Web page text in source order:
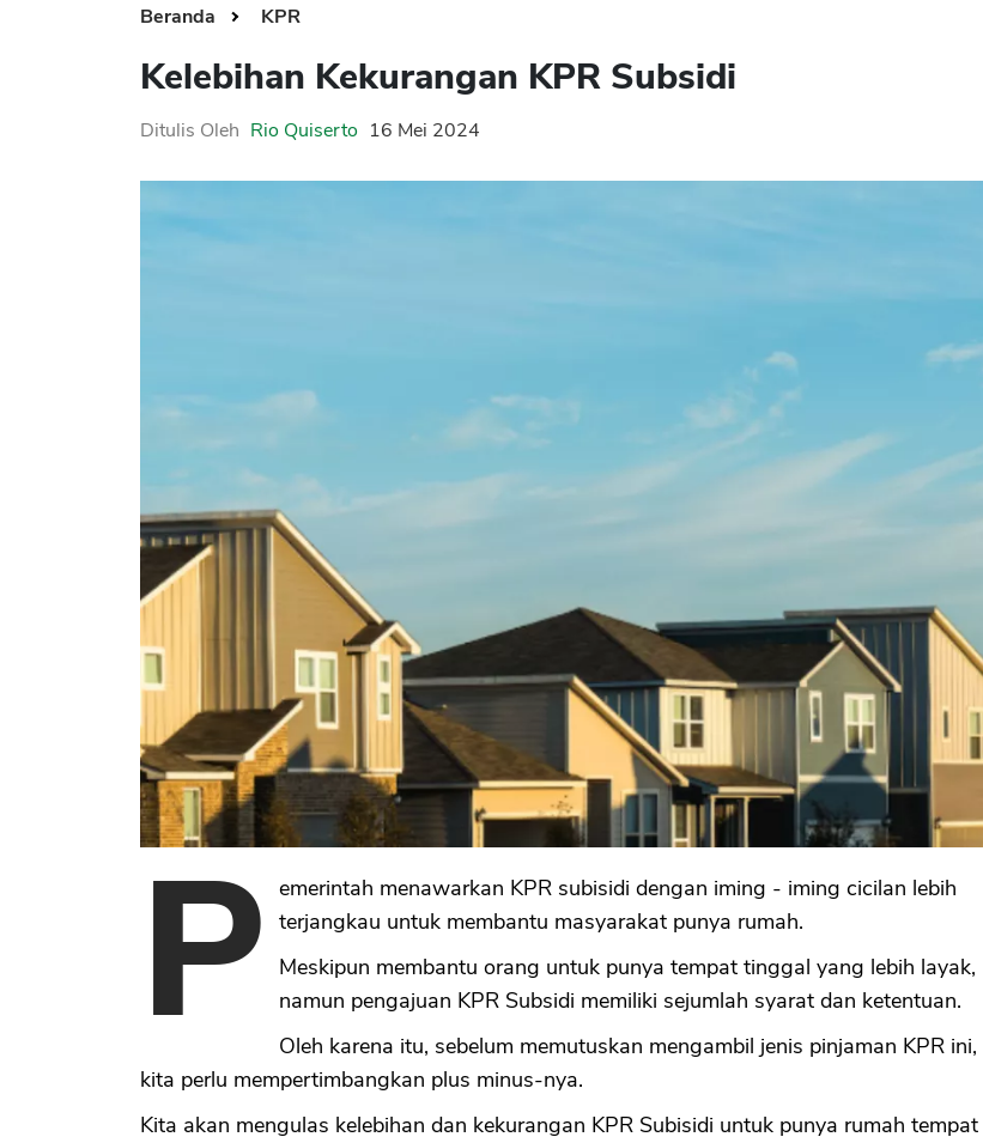
Beranda KPR
Kelebihan Kekurangan KPR Subsidi
Ditulis Oleh Rio Quiserto 16 Mei 2024
P
emerintah menawarkan KPR subisidi dengan iming - iming cicilan lebih
terjangkau untuk membantu masyarakat punya rumah.
Meskipun membantu orang untuk punya tempat tinggal yang lebih layak,
namun pengajuan KPR Subsidi memiliki sejumlah syarat dan ketentuan.
Oleh karena itu, sebelum memutuskan mengambil jenis pinjaman KPR ini,
kita perlu mempertimbangkan plus minus-nya.
Kita akan mengulas kelebihan dan kekurangan KPR Subisidi untuk punya rumah tempat